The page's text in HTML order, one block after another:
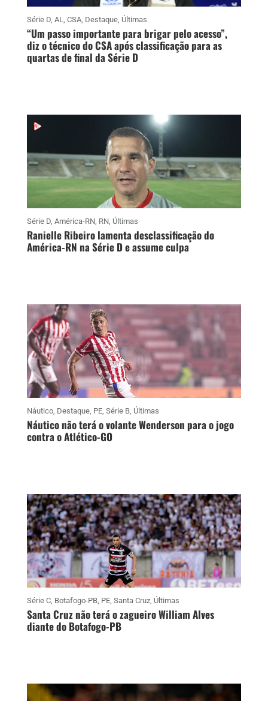
Série D, AL, CSA, Destaque, Últimas
“Um passo importante para brigar pelo acesso”,
diz o técnico do CSA após classificação para as
quartas de final da Série D
Série D, América-RN, RN, Últimas
Ranielle Ribeiro lamenta desclassificação do
América-RN na Série D e assume culpa
Náutico, Destaque, PE, Série B, Últimas
Náutico não terá o volante Wenderson para o jogo
contra o Atlético-GO
Série C, Botafogo-PB, PE, Santa Cruz, Últimas
Santa Cruz não terá o zagueiro William Alves
diante do Botafogo-PB